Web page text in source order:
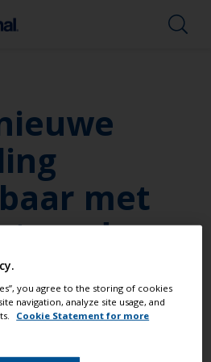
met
antifouling gevonden die
uw boot. De volgende
you agree to the storing of cookies
navigation, analyze site usage, and
Cookie Statement for more